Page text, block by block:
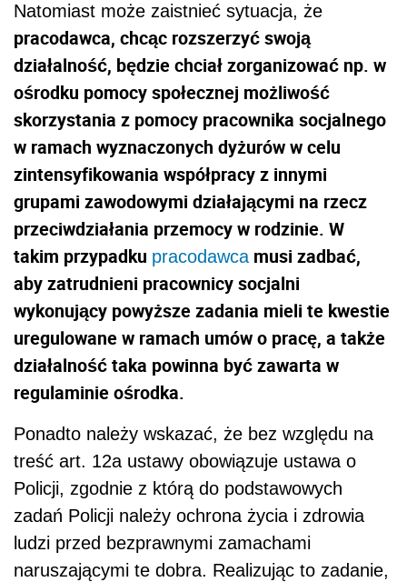
Natomiast może zaistnieć sytuacja, że
pracodawca, chcąc rozszerzyć swoją
działalność, będzie chciał zorganizować np. w
ośrodku pomocy społecznej możliwość
skorzystania z pomocy pracownika socjalnego
w ramach wyznaczonych dyżurów w celu
zintensyfikowania współpracy z innymi
grupami zawodowymi działającymi na rzecz
przeciwdziałania przemocy w rodzinie. W
takim przypadku pracodawcamusi zadbać,
aby zatrudnieni pracownicy socjalni
wykonujący powyższe zadania mieli te kwestie
uregulowane w ramach umów o pracę, a także
działalność taka powinna być zawarta w
regulaminie ośrodka.
Ponadto należy wskazać, że bez względu na
treść art. 12a ustawy obowiązuje ustawa o
Policji, zgodnie z którą do podstawowych
zadań Policji należy ochrona życia i zdrowia
ludzi przed bezprawnymi zamachami
naruszającymi te dobra. Realizując to zadanie,